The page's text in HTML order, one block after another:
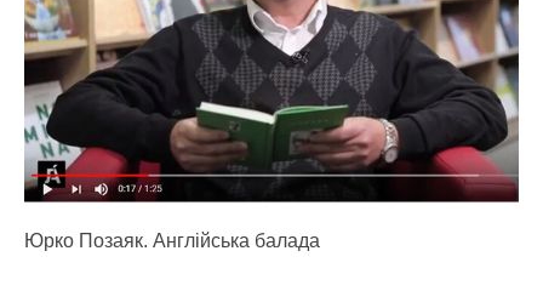
Юрко Позаяк. Англійська балада